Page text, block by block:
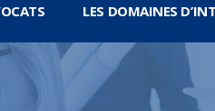
LES DOMAINES